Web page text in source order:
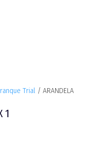
Trial / ARANDELA
1